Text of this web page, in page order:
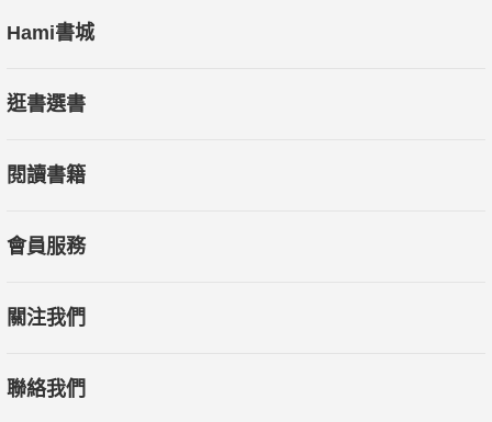
Hami書城
逛書選書
閱讀書籍
會員服務
關注我們
聯絡我們